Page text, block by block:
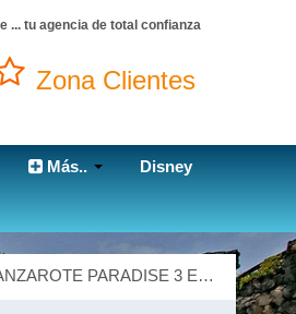
... tu agencia de total confianza
Zona Clientes
Más.. Disney
LANZAROTE PARADISE 3 ESTRELLAS